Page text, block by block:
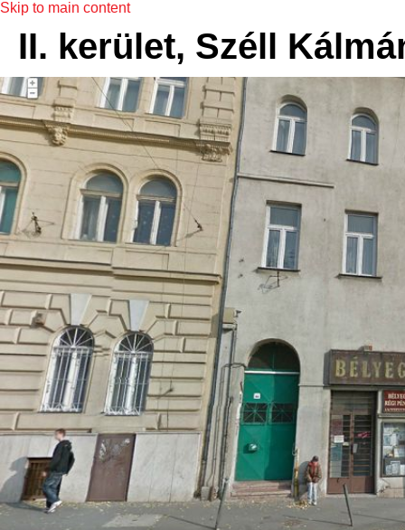
Skip to main content
II. kerület, Széll